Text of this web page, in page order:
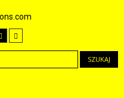
SZUKAJ